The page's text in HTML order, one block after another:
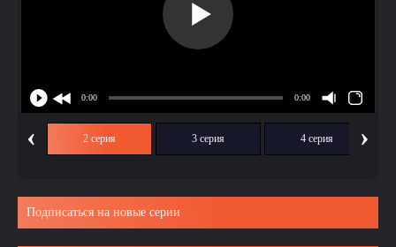
‹ 2 серия 3 серия 4 серия ›
Подписаться на новые серии